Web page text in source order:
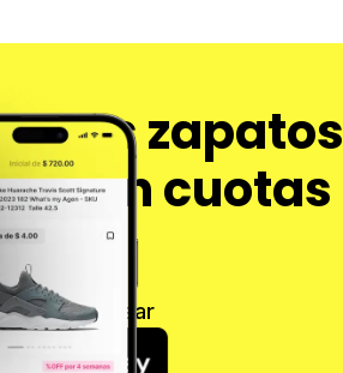
tus zapatos
en cuotas
a Cashear